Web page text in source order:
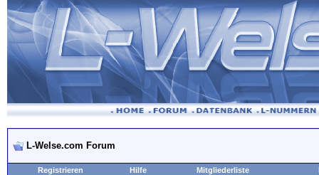
L-Welse.com Forum
Registrieren Hilfe Mitgliederliste